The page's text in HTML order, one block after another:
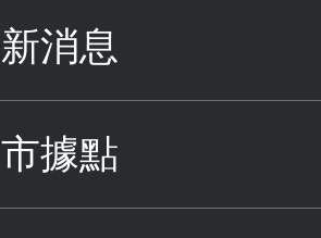
消息
據點